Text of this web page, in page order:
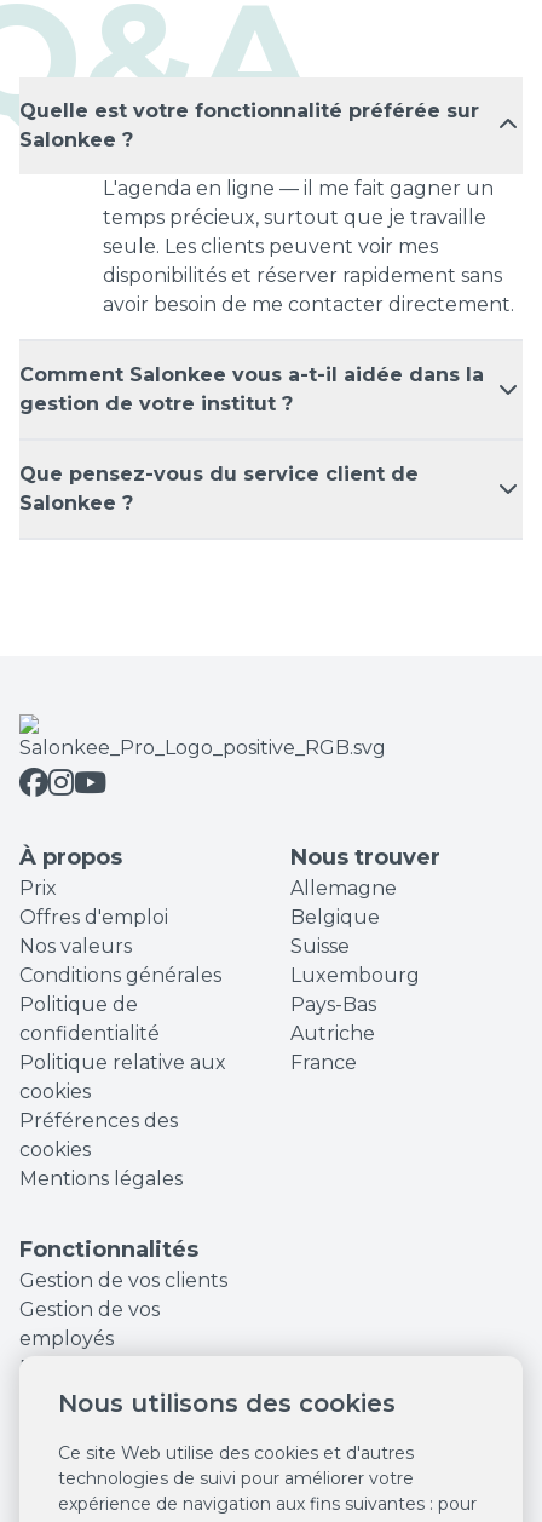
Nous utilisons des cookies
Ce site Web utilise des cookies et d'autres
technologies de suivi pour améliorer votre
expérience de navigation aux fins suivantes : pour
Quelle est votre fonctionnalité préférée sur
Salonkee ?
L'agenda en ligne — il me fait gagner un
temps précieux, surtout que je travaille
seule. Les clients peuvent voir mes
disponibilités et réserver rapidement sans
avoir besoin de me contacter directement.
Comment Salonkee vous a-t-il aidée dans la
gestion de votre institut ?
Que pensez-vous du service client de
Salonkee ?
À propos
Prix
Offres d'emploi
Nos valeurs
Conditions générales
Politique de
confidentialité
Politique relative aux
cookies
Préférences des
cookies
Mentions légales
Nous trouver
Allemagne
Belgique
Suisse
Luxembourg
Pays-Bas
Autriche
France
Fonctionnalités
Gestion de vos clients
Gestion de vos
employés
Finances et Statistiques
Augmentez votre
Outils marketing
Réservations en ligne
24/7